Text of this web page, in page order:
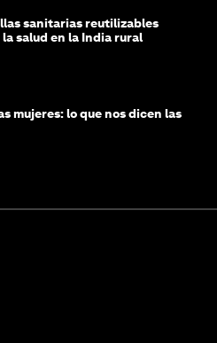
sanitarias reutilizables
salud en la India rural
mujeres: lo que nos dicen las